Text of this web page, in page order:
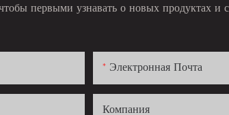
первыми узнавать о новых продуктах и
Электронная Почта
Компания